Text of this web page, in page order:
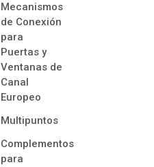
Mecanismos
de Conexión
para
Puertas y
Ventanas de
Canal
Europeo
Multipuntos
Complementos
para